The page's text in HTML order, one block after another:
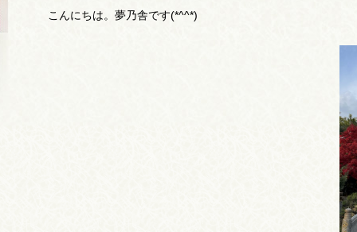
こんにちは。夢乃舎です(*^^*)